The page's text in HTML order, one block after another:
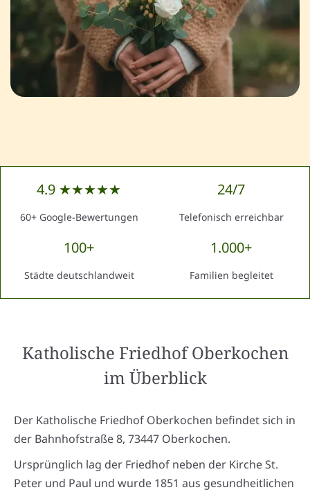
4.9 ★★★★★
60+ Google-Bewertungen
24/7
Telefonisch erreichbar
100+
Städte deutschlandweit
1.000+
Familien begleitet
Katholische Friedhof Oberkochen
im Überblick
Der Katholische Friedhof Oberkochen befindet sich in
der Bahnhofstraße 8, 73447 Oberkochen.
Ursprünglich lag der Friedhof neben der Kirche St.
Peter und Paul und wurde 1851 aus gesundheitlichen